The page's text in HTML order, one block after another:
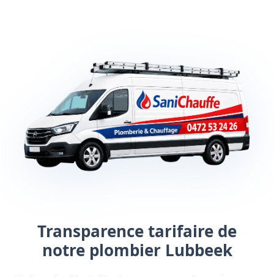
Transparence tarifaire de
notre plombier Lubbeek